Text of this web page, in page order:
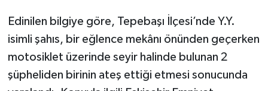
Edinilen bilgiye göre, Tepebaşı İlçesi’nde Y.Y.
isimli şahıs, bir eğlence mekânı önünden geçerken
motosiklet üzerinde seyir halinde bulunan 2
şüpheliden birinin ateş ettiği etmesi sonucunda